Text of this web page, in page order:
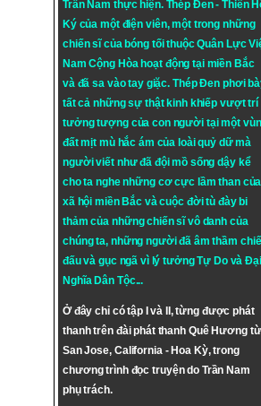
Trần Nam thực hiện. Thép Đen- Thiên
Ký của một điện viên, một trong những
chiến sĩ của bóng tối thuộc Quân Lực
Nam Cộng Hòa hoạt động tại miền Bắc
và đã sa vào tay giặc. Thép Đen phơi
tất cả những sự thật kinh khiếp vượt trí
tưởng tượng của con người tại một
đất mịt mù hắc ám của loài quỷ dữ mà
người viết như đã đội mồ sống dậy kể
cho ta nghe những cơ cực lầm than của
xã hội miền Bắc và cuộc đời tù đày bi
thảm của những chiến sĩ vô danh của
chúng ta, những người đã âm thầm
đấu và gục ngã vì lý tưởngTự DovàĐại
Nghĩa Dân Tộc...
Ở đây chỉ có tập I và II, từng được phát
thanh trên đài phát thanh Quê Hương từ
San Jose, California - Hoa Kỳ, trong
chương trình đọc truyện do Trần Nam
phụ trách.